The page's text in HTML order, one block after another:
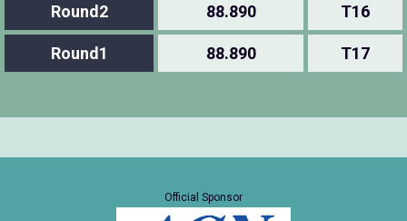
Round2 88.890 T16
Round1 88.890 T17
Official Sponsor